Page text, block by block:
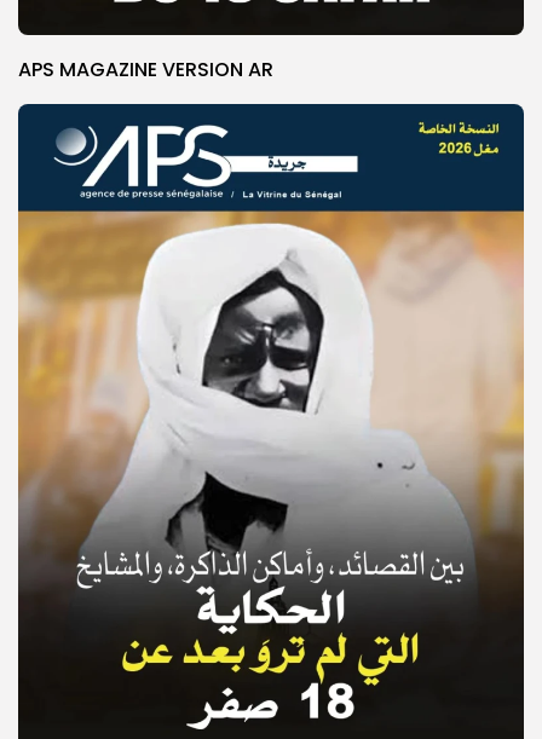
© Copyright 2025, APS
APS MAGAZINE VERSION AR